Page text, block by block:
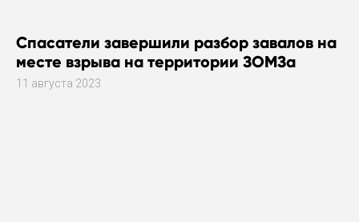
Спасатели завершили разбор завалов на
месте взрыва на территории ЗОМЗа
11 августа 2023